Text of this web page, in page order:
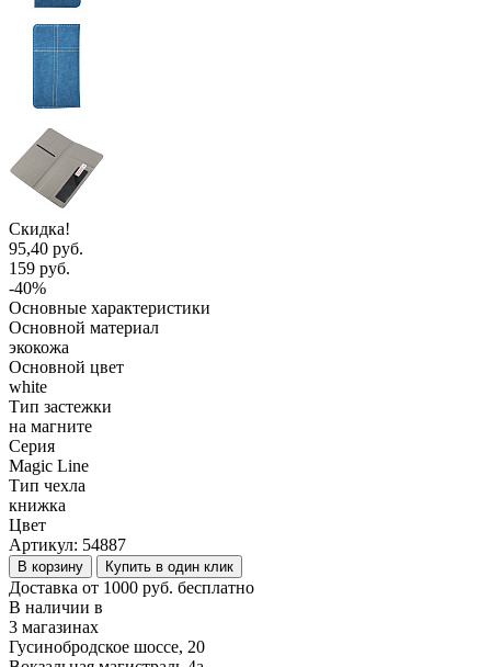
Скидка!
95,40 руб.
159 руб.
-40%
Основные характеристики
Основной материал
экокожа
Основной цвет
white
Тип застежки
на магните
Серия
Magic Line
Тип чехла
книжка
Цвет
Артикул: 54887
В корзину Купить в один клик
Доставка от 1000 руб. бесплатно
В наличии в
3 магазинах
Гусинобродское шоссе, 20